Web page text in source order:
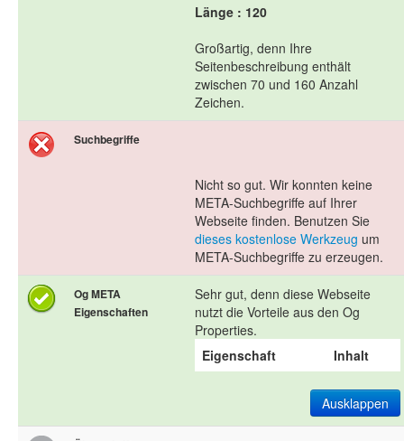
Länge : 120
Großartig, denn Ihre
Seitenbeschreibung enthält
zwischen 70 und 160 Anzahl
Zeichen.
Suchbegriffe
Nicht so gut. Wir konnten keine
META-Suchbegriffe auf Ihrer
Webseite finden. Benutzen Sie
dieses kostenlose Werkzeug um
META-Suchbegriffe zu erzeugen.
Og META
Eigenschaften
Sehr gut, denn diese Webseite
nutzt die Vorteile aus den Og
Properties.
Eigenschaft
Inhalt
Ausklappen